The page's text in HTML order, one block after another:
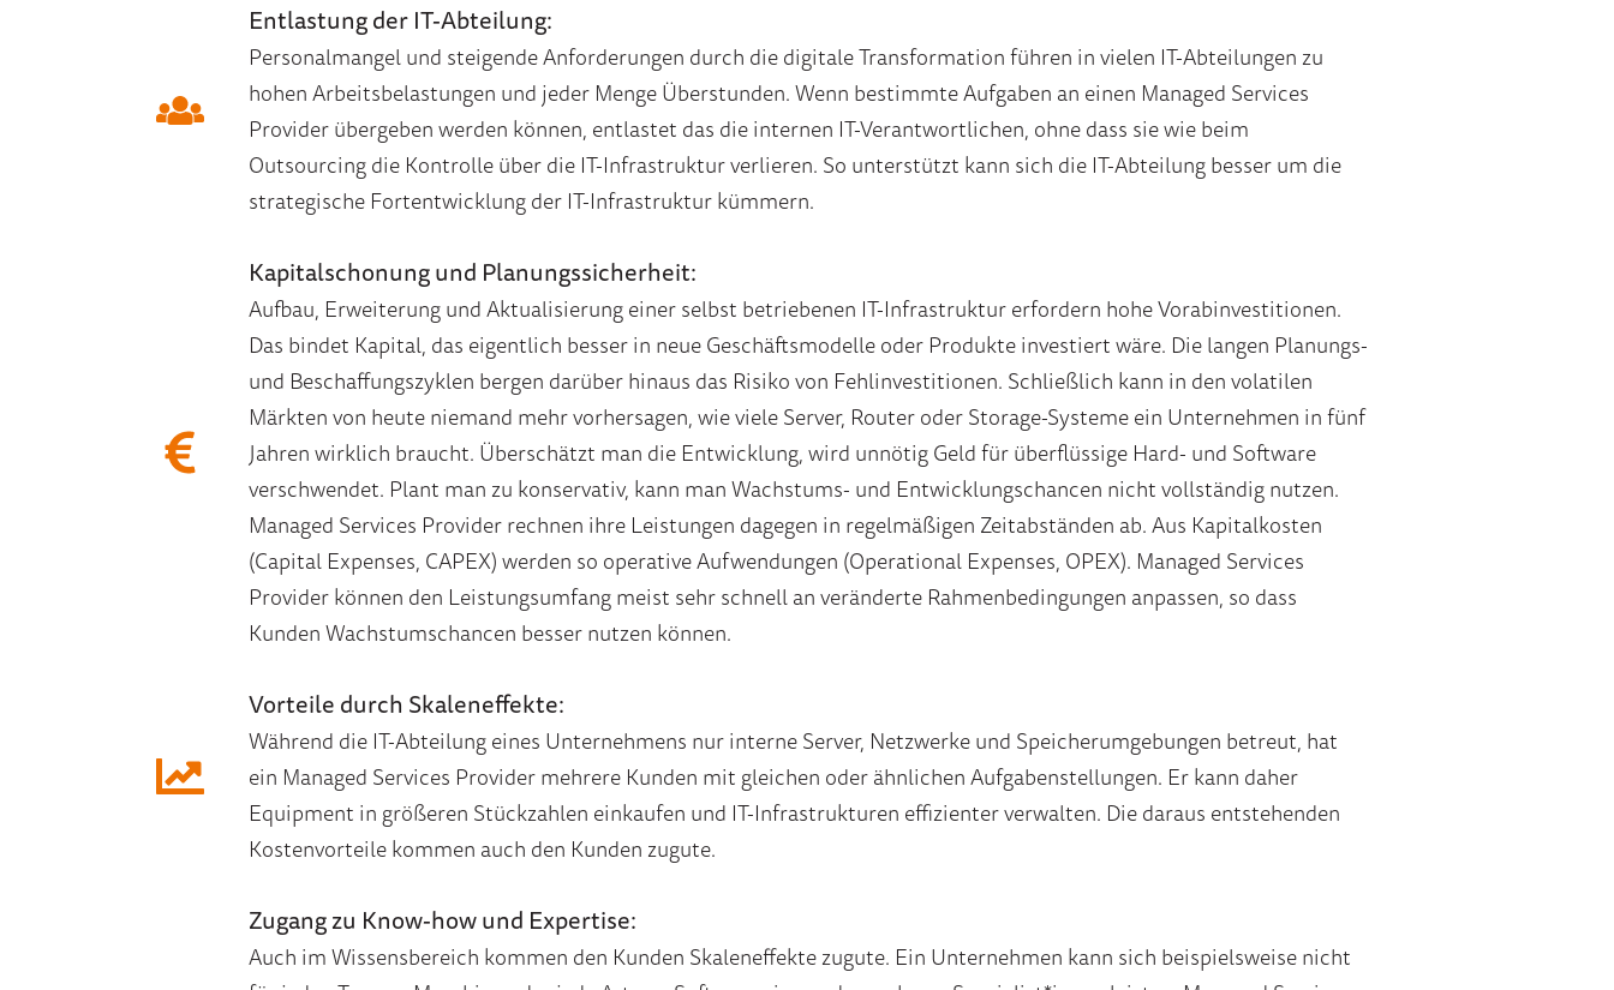
Entlastung der IT-Abteilung:
Personalmangel und steigende Anforderungen durch die digitale Transformation führen in vielen IT-Abteilungen zu
hohen Arbeitsbelastungen und jeder Menge Überstunden. Wenn bestimmte Aufgaben an einen Managed Services
Provider übergeben werden können, entlastet das die internen IT-Verantwortlichen, ohne dass sie wie beim
Outsourcing die Kontrolle über die IT-Infrastruktur verlieren. So unterstützt kann sich die IT-Abteilung besser um die
strategische Fortentwicklung der IT-Infrastruktur kümmern.
Kapitalschonung und Planungssicherheit:
Aufbau, Erweiterung und Aktualisierung einer selbst betriebenen IT-Infrastruktur erfordern hohe Vorabinvestitionen.
Das bindet Kapital, das eigentlich besser in neue Geschäftsmodelle oder Produkte investiert wäre. Die langen Planungs-
und Beschaffungszyklen bergen darüber hinaus das Risiko von Fehlinvestitionen. Schließlich kann in den volatilen
Märkten von heute niemand mehr vorhersagen, wie viele Server, Router oder Storage-Systeme ein Unternehmen in fünf
Jahren wirklich braucht. Überschätzt man die Entwicklung, wird unnötig Geld für überflüssige Hard- und Software
verschwendet. Plant man zu konservativ, kann man Wachstums- und Entwicklungschancen nicht vollständig nutzen.
Managed Services Provider rechnen ihre Leistungen dagegen in regelmäßigen Zeitabständen ab. Aus Kapitalkosten
(Capital Expenses, CAPEX) werden so operative Aufwendungen (Operational Expenses, OPEX). Managed Services
Provider können den Leistungsumfang meist sehr schnell an veränderte Rahmenbedingungen anpassen, so dass
Kunden Wachstumschancen besser nutzen können.
Vorteile durch Skaleneffekte:
Während die IT-Abteilung eines Unternehmens nur interne Server, Netzwerke und Speicherumgebungen betreut, hat
ein Managed Services Provider mehrere Kunden mit gleichen oder ähnlichen Aufgabenstellungen. Er kann daher
Equipment in größeren Stückzahlen einkaufen und IT-Infrastrukturen effizienter verwalten. Die daraus entstehenden
Kostenvorteile kommen auch den Kunden zugute.
Zugang zu Know-how und Expertise:
Auch im Wissensbereich kommen den Kunden Skaleneffekte zugute. Ein Unternehmen kann sich beispielsweise nicht